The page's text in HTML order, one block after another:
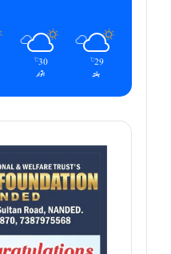
29
℃
ہفتہ
30
℃
اتوار